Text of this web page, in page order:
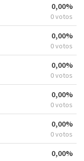
0,00%
0 votos
0,00%
0 votos
0,00%
0 votos
0,00%
0 votos
0,00%
0 votos
0,00%